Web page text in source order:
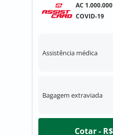
AC
COVID-19
Assistência médica
Bagagem extraviada
Cotar -